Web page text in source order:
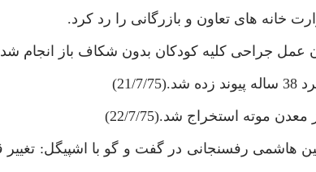
خانه هاى تعاون و بازرگانى را رد كرد.
عمل جراحى كليه كودكان بدون شكاف باز انجام شد.(18/ 7/
7/75)
هاشمى رفسنجانى در گفت و گو با اشپيگل: